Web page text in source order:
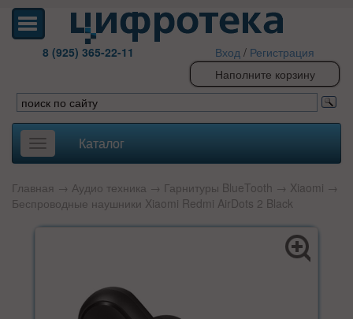
8 (925) 365-22-11 Вход / Регистрация
Наполните корзину
Toggle
navigation
Каталог
Главная → Аудио техника → Гарнитуры BlueTooth → Xiaomi →
Беспроводные наушники Xiaomi Redmi AirDots 2 Black